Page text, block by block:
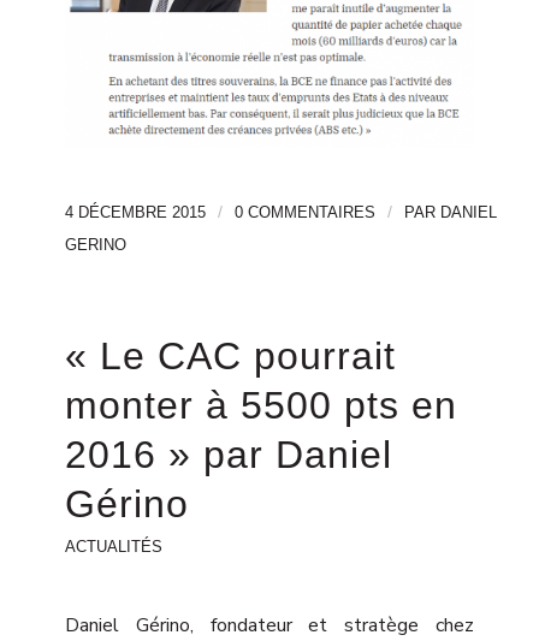
4 DÉCEMBRE 2015 / 0 COMMENTAIRES / PAR DANIEL
GERINO
« Le CAC pourrait
monter à 5500 pts en
2016 » par Daniel
Gérino
ACTUALITÉS
Daniel Gérino, fondateur et stratège chez